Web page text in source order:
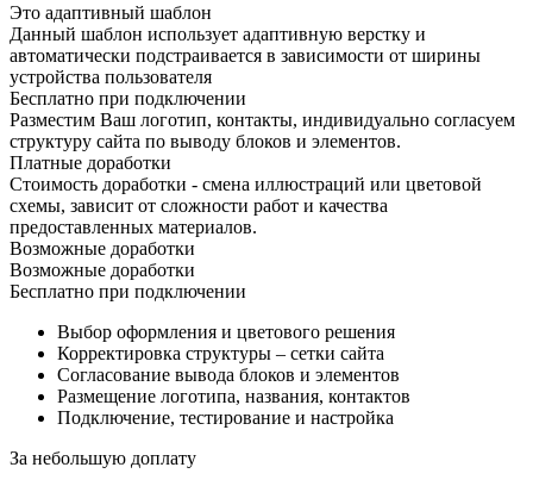
Это адаптивный шаблон
Данный шаблон использует адаптивную верстку и
автоматически подстраивается в зависимости от ширины
устройства пользователя
Бесплатно при подключении
Разместим Ваш логотип, контакты, индивидуально согласуем
структуру сайта по выводу блоков и элементов.
Платные доработки
Стоимость доработки - смена иллюстраций или цветовой
схемы, зависит от сложности работ и качества
предоставленных материалов.
Возможные доработки
Возможные доработки
Бесплатно при подключении
Выбор оформления и цветового решения
Корректировка структуры – сетки сайта
Согласование вывода блоков и элементов
Размещение логотипа, названия, контактов
Подключение, тестирование и настройка
За небольшую доплату